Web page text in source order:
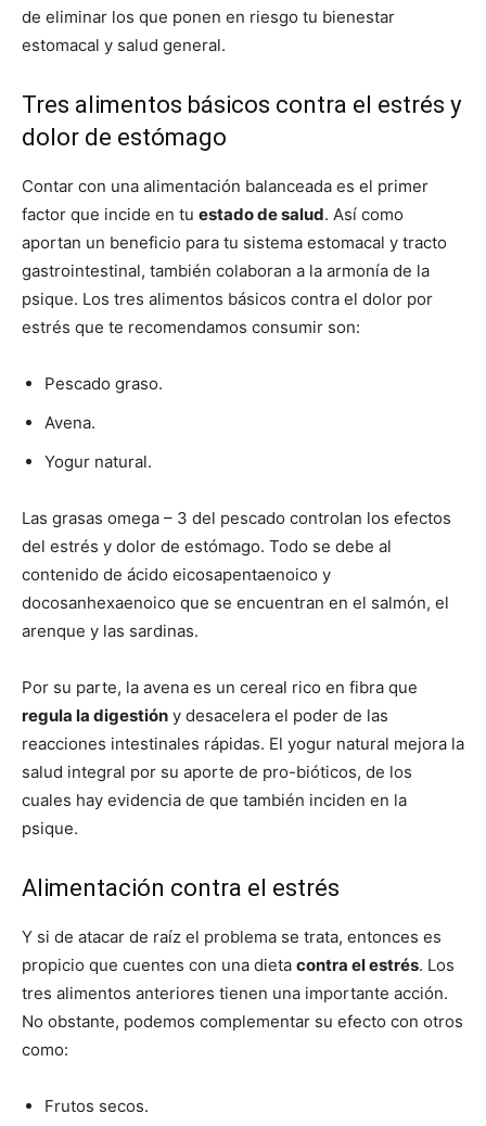
de eliminar los que ponen en riesgo tu bienestar
estomacal y salud general.
Tres alimentos básicos contra el estrés y
dolor de estómago
Contar con una alimentación balanceada es el primer
factor que incide en tu estado de salud. Así como
aportan un beneficio para tu sistema estomacal y tracto
gastrointestinal, también colaboran a la armonía de la
psique. Los tres alimentos básicos contra el dolor por
estrés que te recomendamos consumir son:
Pescado graso.
Avena.
Yogur natural.
Las grasas omega – 3 del pescado controlan los efectos
del estrés y dolor de estómago. Todo se debe al
contenido de ácido eicosapentaenoico y
docosanhexaenoico que se encuentran en el salmón, el
arenque y las sardinas.
Por su parte, la avena es un cereal rico en fibra que
regula la digestión y desacelera el poder de las
reacciones intestinales rápidas. El yogur natural mejora la
salud integral por su aporte de pro-bióticos, de los
cuales hay evidencia de que también inciden en la
psique.
Alimentación contra el estrés
Y si de atacar de raíz el problema se trata, entonces es
propicio que cuentes con una dieta contra el estrés. Los
tres alimentos anteriores tienen una importante acción.
No obstante, podemos complementar su efecto con otros
como:
Frutos secos.